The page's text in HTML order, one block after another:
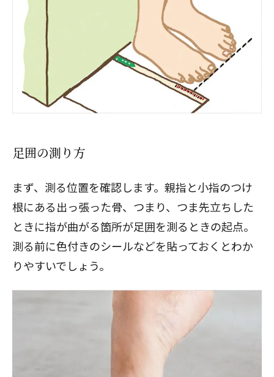
足囲の測り方
まず、測る位置を確認します。親指と小指のつけ
根にある出っ張った骨、つまり、つま先立ちした
ときに指が曲がる箇所が足囲を測るときの起点。
測る前に色付きのシールなどを貼っておくとわか
りやすいでしょう。